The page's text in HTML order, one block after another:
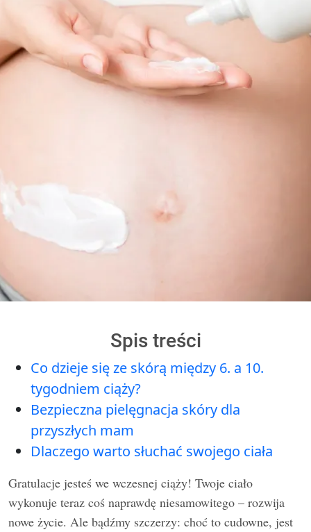
Spis treści
Co dzieje się ze skórą między 6. a 10.
tygodniem ciąży?
Bezpieczna pielęgnacja skóry dla
przyszłych mam
Dlaczego warto słuchać swojego ciała
Gratulacje jesteś we wczesnej ciąży! Twoje ciało
wykonuje teraz coś naprawdę niesamowitego – rozwija
nowe życie. Ale bądźmy szczerzy: choć to cudowne, jest